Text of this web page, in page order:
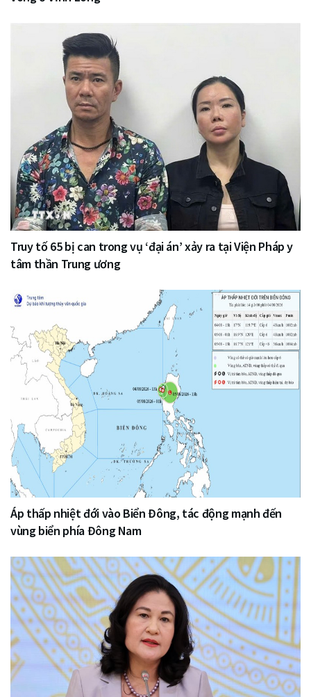
Truy tố 65 bị can trong vụ ‘đại án’ xảy ra tại Viện Pháp y
tâm thần Trung ương
Áp thấp nhiệt đới vào Biển Đông, tác động mạnh đến
vùng biển phía Đông Nam